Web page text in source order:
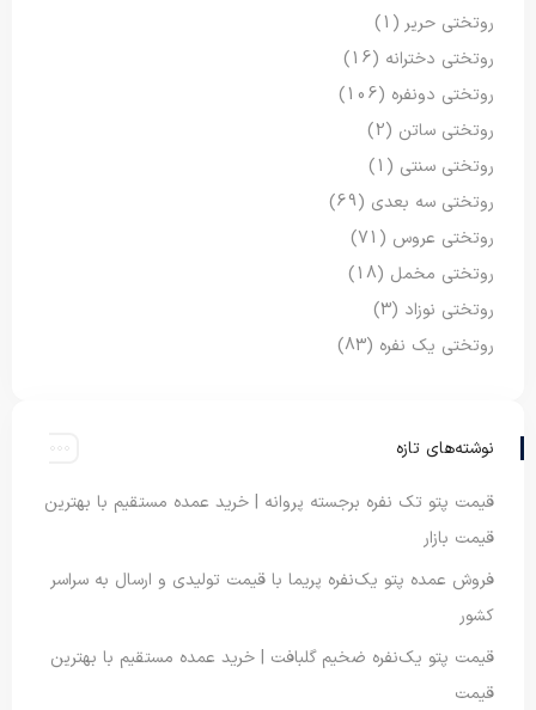
روتختی حریر (1)
روتختی دخترانه (16)
روتختی دونفره (106)
روتختی ساتن (2)
روتختی سنتی (1)
روتختی سه بعدی (69)
روتختی عروس (71)
روتختی مخمل (18)
روتختی نوزاد (3)
روتختی یک نفره (83)
نوشته‌های تازه
قیمت پتو تک نفره برجسته پروانه | خرید عمده مستقیم با بهترین
قیمت بازار
فروش عمده پتو یک‌نفره پریما با قیمت تولیدی و ارسال به سراسر
کشور
قیمت پتو یک‌نفره ضخیم گلبافت | خرید عمده مستقیم با بهترین
قیمت